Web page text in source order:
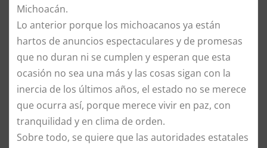
Michoacán.
Lo anterior porque los michoacanos ya están
hartos de anuncios espectaculares y de promesas
que no duran ni se cumplen y esperan que esta
ocasión no sea una más y las cosas sigan con la
inercia de los últimos años, el estado no se merece
que ocurra así, porque merece vivir en paz, con
tranquilidad y en clima de orden.
Sobre todo, se quiere que las autoridades estatales